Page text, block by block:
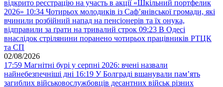
відкрито реєстрацію на участь в акції «Шкільний портфелик
2026» 10:34 Чотирьох молодиків із Саф’янівської громади, які
вчинили розбійний напад на пенсіонерів та їх онука,
відправили за ґрати на тривалий строк 09:23 В Одесі
внаслідок стрілянини поранено чотирьох працівників РТЦК
та СП
02/08/2026
17:59 Магнітні бурі у серпні 2026: вчені назвали
найнебезпечніші дні 16:19 У Болграді вшанували пам’ять
загиблих військовослужбовців десантних військ різних